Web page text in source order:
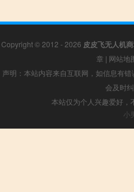
Copyright © 2012 - 2026 皮皮飞无人机
章 | 网站地
声明：本站内容来自互联网，如信息有
会及时
本站仅为个人兴趣爱好，
小